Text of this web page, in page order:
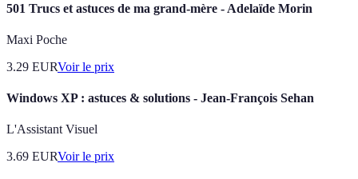
501 Trucs et astuces de ma grand-mère - Adelaïde Morin
Maxi Poche
3.29 EURVoir le prix
Windows XP : astuces & solutions - Jean-François Sehan
L'Assistant Visuel
3.69 EURVoir le prix